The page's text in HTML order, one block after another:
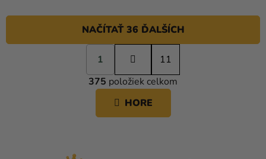
O
V
L
Á
NAČÍTAŤ 36 ĎALŠÍCH
S
t
r
á
k
o
1
11
375 položiek celkom
HORE